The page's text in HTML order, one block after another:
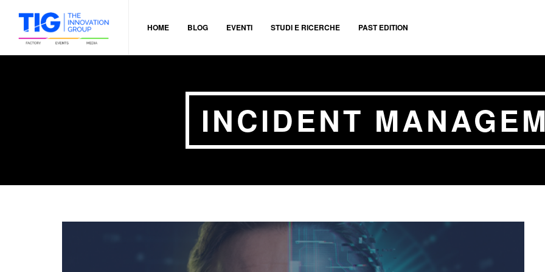
HOME BLOG EVENTI STUDI E RICERCHE PAST EDITION
INCIDENT